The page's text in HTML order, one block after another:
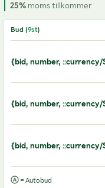
25%moms tillkommer
Bud (9st)
{bid, number,
{bid, number,
{bid, number,
= Autobud